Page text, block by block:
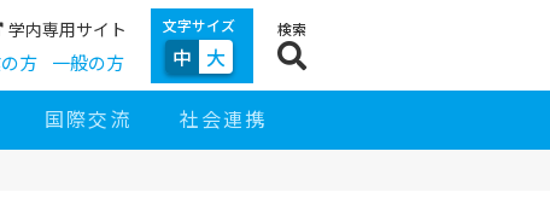
学内専用サイト
方 一般の方
文字サイズ
中 大
検索
国際交流 社会連携